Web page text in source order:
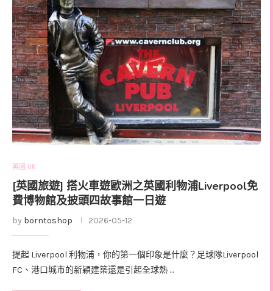
英國 UK
[英國旅遊] 搭火車遊歐洲之英國利物浦Liverpool免
費博物館及披頭四故事館一日遊
by borntoshop 2026-05-12
提起 Liverpool 利物浦，你的第一個印象是什麼？足球隊Liverpool
FC、港口城市的新穎建築還是引起全球熱 …